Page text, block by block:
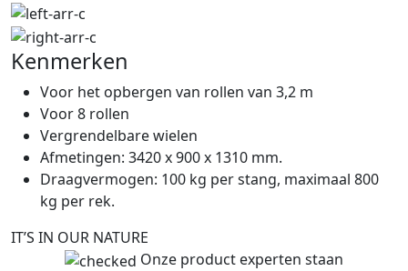
Kenmerken
Voor het opbergen van rollen van 3,2 m
Voor 8 rollen
Vergrendelbare wielen
Afmetingen: 3420 x 900 x 1310 mm.
Draagvermogen: 100 kg per stang, maximaal 800
kg per rek.
IT’S IN OUR NATURE
Onze product experten staan